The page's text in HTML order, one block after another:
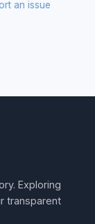
an issue
Exploring
transparent